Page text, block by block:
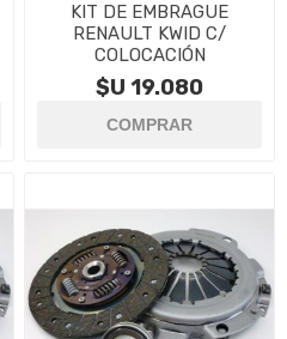
KIT DE EMBRAGUE
RENAULT KWID C/
COLOCACIÓN
$U 19.080